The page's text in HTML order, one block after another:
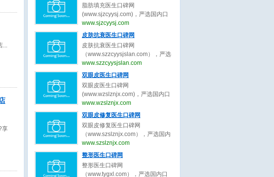
享
微整求美者整形决策提出最真实的
注射微整医美评价参考。做注射微
整医美前，先上注射微整医生口碑
网。
脂肪填充医生口碑网
(www.sjzcyysj.com)，严选国内口
碑最好的脂肪填充医生，收集全网
最真实的关于脂肪填充医生、脂肪
填充求美者整形决策提出最真实的
脂肪填充医美评价参考。做脂肪填
充医美前，先上脂肪填充医生口碑
网。
www.sjzcyysj.com
皮肤抗衰医生口碑网
皮肤抗衰医生口碑网
（www.szzcyysjslan.com），严选
国内口碑最好的皮肤抗衰医生，收
集全网最真实的关于皮肤抗衰医
价，为皮肤抗衰求美者整形决策提
出最真实的皮肤抗衰医美评价参
考。做皮肤抗衰医美前，先上皮肤
抗衰医生口碑网。
www.szzcyysjslan.com
双眼皮医生口碑网
双眼皮医生口碑网
(www.wzslznjx.com)，严选国内口
碑最好的双眼皮医生，收集全网最
真实的关于双眼皮医生、双眼皮专
者整形决策提出最真实的双眼皮医
美评价参考。做双眼皮医美前，先
上双眼皮医生口碑网。
www.wzslznjx.com
双眼皮修复医生口碑网
双眼皮修复医生口碑网
（www.szslznjx.com），严选国内
口碑最好的双眼皮修复医生，收集
全网最真实的关于眼修复医生、双
眼修复求美者整形决策提出最真实
www.szslznjx.com
整形医生口碑网
整形医生口碑网
（www.tygxl.com），严选国内口